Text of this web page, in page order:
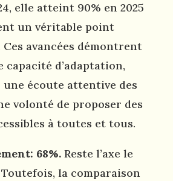
elle atteint 90% en 2025
un véritable point
Ces avancées démontrent
capacité d’adaptation,
écoute attentive des
volonté de proposer des
à toutes et tous.
68%. Reste l’axe le
la comparaison